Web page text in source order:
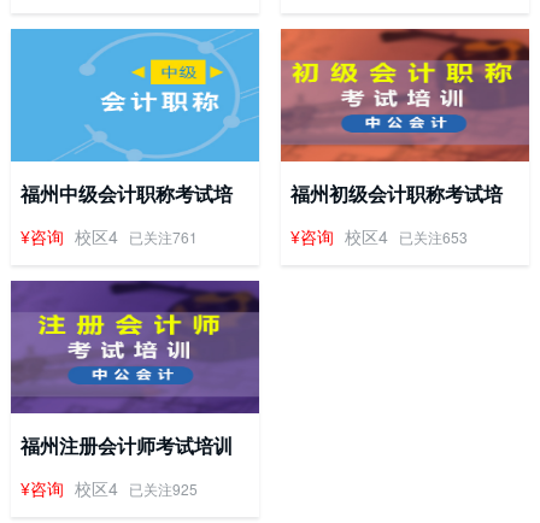
福州中级会计职称考试培
训
¥咨询 校区4 已关注761
福州初级会计职称考试培
训
¥咨询 校区4 已关注653
福州注册会计师考试培训
¥咨询 校区4 已关注925